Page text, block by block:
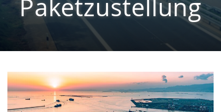
Paketzustellung